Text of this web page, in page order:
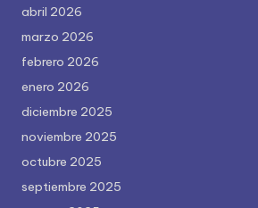
abril 2026
marzo 2026
febrero 2026
enero 2026
diciembre 2025
noviembre 2025
octubre 2025
septiembre 2025